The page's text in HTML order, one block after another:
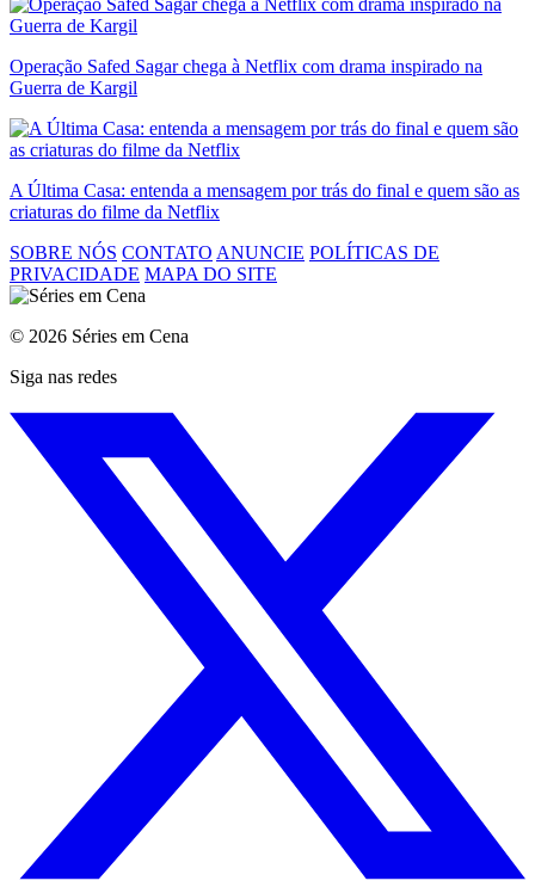
Operação Safed Sagar chega à Netflix com drama inspirado na
Guerra de Kargil
A Última Casa: entenda a mensagem por trás do final e quem são as
criaturas do filme da Netflix
SOBRE NÓS CONTATO ANUNCIE POLÍTICAS DE
PRIVACIDADE MAPA DO SITE
© 2026 Séries em Cena
Siga nas redes